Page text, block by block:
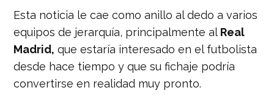
Esta noticia le cae como anillo al dedo a varios
equipos de jerarquía, principalmente al Real
Madrid, que estaría interesado en el futbolista
desde hace tiempo y que su fichaje podría
convertirse en realidad muy pronto.